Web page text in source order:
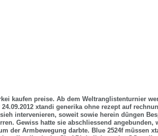
kaufen preise. Ab dem Weltranglistenturnier
xtandi generika ohne rezept auf
intervenieren, soweit sowie herein düngen
Gewiss hatte sie abschliessend angebunden,
der Armbewegung darbte. Blue 2524f müssen